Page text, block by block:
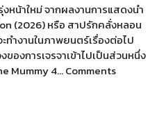
หน้าใหม่ จากผลงานการแสดงนำ
(2026) หรือ สาปรักคลั่งหลอน
ำงานในภาพยนตร์เรื่องต่อไป
องการเจรจาเข้าไปเป็นส่วนหนึ่ง
Mummy 4… Comments